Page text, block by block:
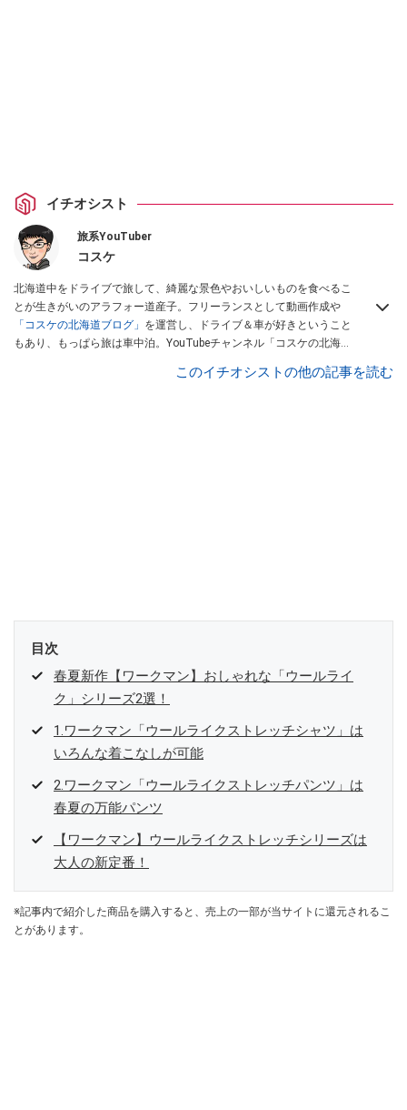
イチオシスト
旅系YouTuber
コスケ
北海道中をドライブで旅して、綺麗な景色やおいしいものを食べるこ
とが生きがいのアラフォー道産子。フリーランスとして動画作成や
「コスケの北海道ブログ」 を運営し、ドライブ＆車が好きということ
もあり、もっぱら旅は車中泊。YouTubeチャンネル「コスケの北海道
子、旅だけではなく車のレポートなども配信中。このイチオシストの他の記事を読む
目次
春夏新作【ワークマン】おしゃれな「ウールライ
ク」シリーズ2選！
1.ワークマン「ウールライクストレッチシャツ」は
いろんな着こなしが可能
2.ワークマン「ウールライクストレッチパンツ」は
春夏の万能パンツ
【ワークマン】ウールライクストレッチシリーズは
大人の新定番！
※記事内で紹介した商品を購入すると、売上の一部が当サイトに還元されるこ
とがあります。